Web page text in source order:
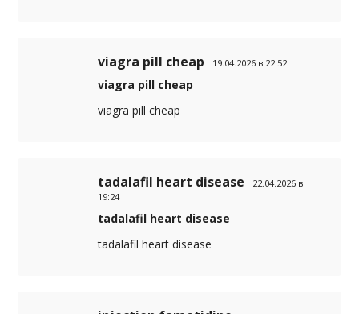
viagra pill cheap 19.04.2026 в 22:52
viagra pill cheap
viagra pill cheap
tadalafil heart disease
22.04.2026 в
19:24
tadalafil heart disease
tadalafil heart disease